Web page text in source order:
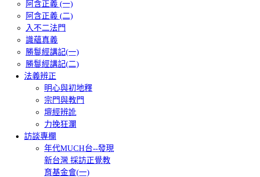
阿含正義 (一)
阿含正義 (二)
入不二法門
識蘊真義
勝鬘經講記(一)
勝鬘經講記(二)
法義辨正
明心與初地釋
宗門與教門
壇經辨訛
力挽狂瀾
訪談專欄
年代MUCH台--發現
新台灣 採訪正覺教
育基金會(一)